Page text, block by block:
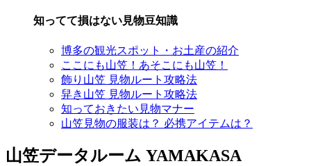
知ってて損はない見物豆知識
博多の観光スポット・お土産の紹介
ここにも山笠！あそこにも山笠！
飾り山笠 見物ルート攻略法
舁き山笠 見物ルート攻略法
知っておきたい見物マナー
山笠見物の服装は？ 必携アイテムは？
山笠データルーム YAMAKASA